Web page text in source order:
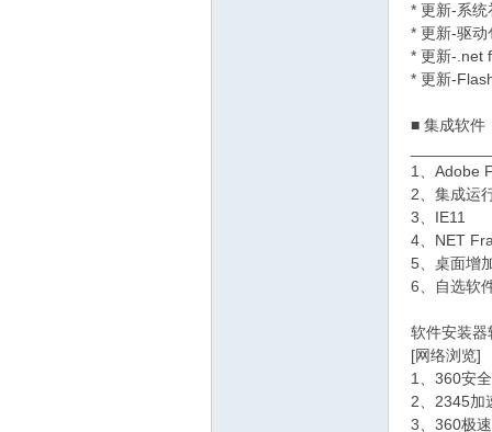
* 更新-系
* 更新-驱动
* 更新-.net
* 更新-
■ 集成软件
1、Adobe
2、集成运
3、IE11
4、NET
5、桌面增
6、自选软
软件安装器
[网络浏览]
1、360安
2、2345加
3、360极